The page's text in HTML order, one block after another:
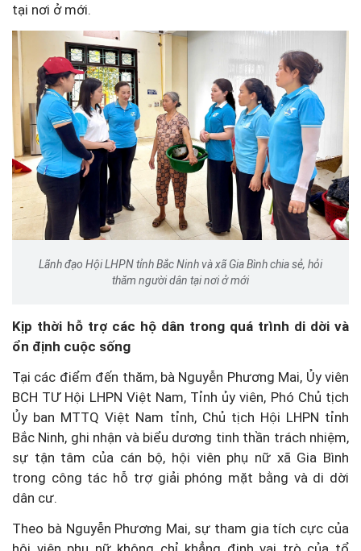
tại nơi ở mới.
Lãnh đạo Hội LHPN tỉnh Bắc Ninh và xã Gia Bình chia sẻ, hỏi
thăm người dân tại nơi ở mới
Kịp thời hỗ trợ các hộ dân trong quá trình di dời và
ổn định cuộc sống
Tại các điểm đến thăm, bà Nguyễn Phương Mai, Ủy viên
BCH TƯ Hội LHPN Việt Nam, Tỉnh ủy viên, Phó Chủ tịch
Ủy ban MTTQ Việt Nam tỉnh, Chủ tịch Hội LHPN tỉnh
Bắc Ninh, ghi nhận và biểu dương tinh thần trách nhiệm,
sự tận tâm của cán bộ, hội viên phụ nữ xã Gia Bình
trong công tác hỗ trợ giải phóng mặt bằng và di dời
dân cư.
Theo bà Nguyễn Phương Mai, sự tham gia tích cực của